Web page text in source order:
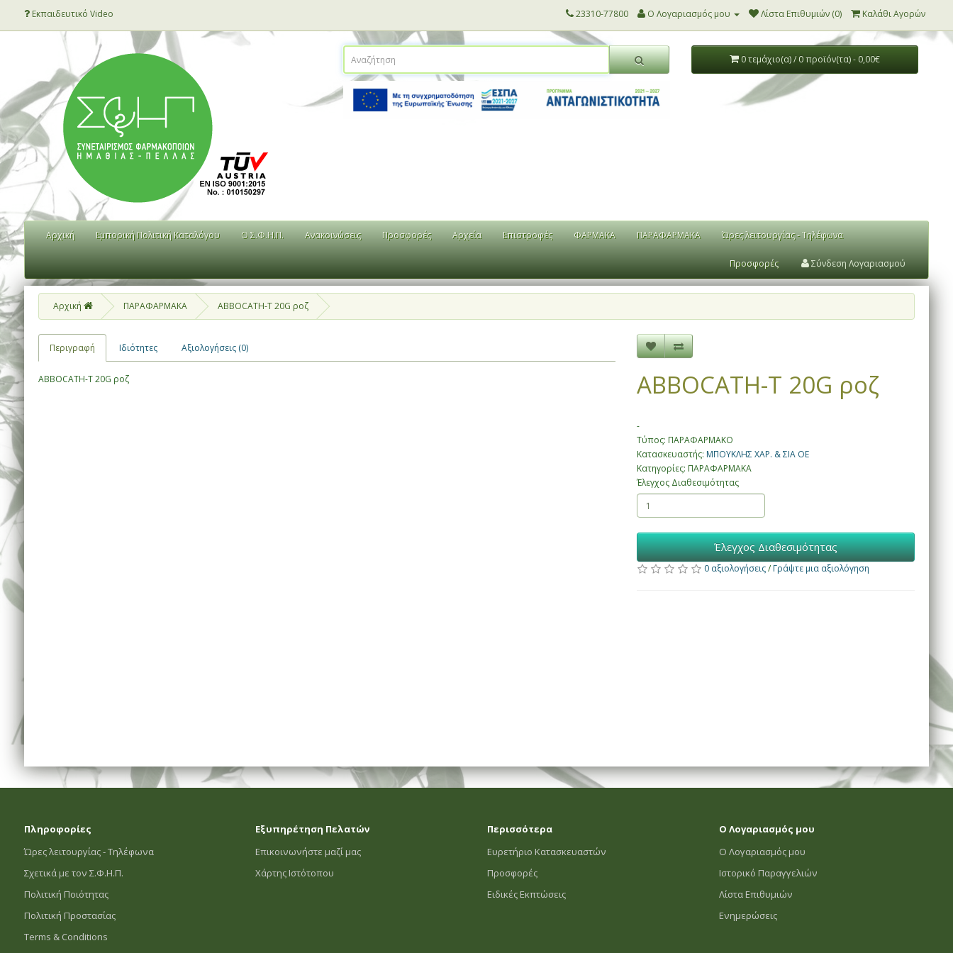
Εκπαιδευτικό Video 23310-77800 Ο Λογαριασμός μου Λίστα Επιθυμιών (0) Καλάθι Αγορών
0 τεμάχιο(α) / 0 προϊόν(τα) - 0,00€
Αρχική Εμπορική Πολιτική Καταλόγου Ο Σ.Φ.Η.Π. Ανακοινώσεις Προσφορές Αρχεία Επιστροφές ΦΑΡΜΑΚΑ ΠΑΡΑΦΑΡΜΑΚΑ Ώρες λειτουργίας - Τηλέφωνα
Προσφορές Σύνδεση Λογαριασμού
Αρχική ΠΑΡΑΦΑΡΜΑΚΑ ABBOCATH-T 20G ροζ
Περιγραφή Ιδιότητες Αξιολογήσεις (0)
ABBOCATH-T 20G ροζ ABBOCATH-T 20G ροζ
-
Τύπος: ΠΑΡΑΦΑΡΜΑΚΟ
Κατασκευαστής: ΜΠΟΥΚΛΗΣ ΧΑΡ. & ΣΙΑ ΟΕ
Κατηγορίες: ΠΑΡΑΦΑΡΜΑΚΑ
Έλεγχος Διαθεσιμότητας
Έλεγχος Διαθεσιμότητας
0 αξιολογήσεις/ Γράψτε μια αξιολόγηση
Πληροφορίες
Ώρες λειτουργίας - Τηλέφωνα
Σχετικά με τον Σ.Φ.Η.Π.
Πολιτική Ποιότητας
Πολιτική Προστασίας
Terms & Conditions
Εξυπηρέτηση Πελατών
Επικοινωνήστε μαζί μας
Χάρτης Ιστότοπου
Περισσότερα
Ευρετήριο Κατασκευαστών
Προσφορές
Ειδικές Εκπτώσεις
Ο Λογαριασμός μου
Ο Λογαριασμός μου
Ιστορικό Παραγγελιών
Λίστα Επιθυμιών
Ενημερώσεις